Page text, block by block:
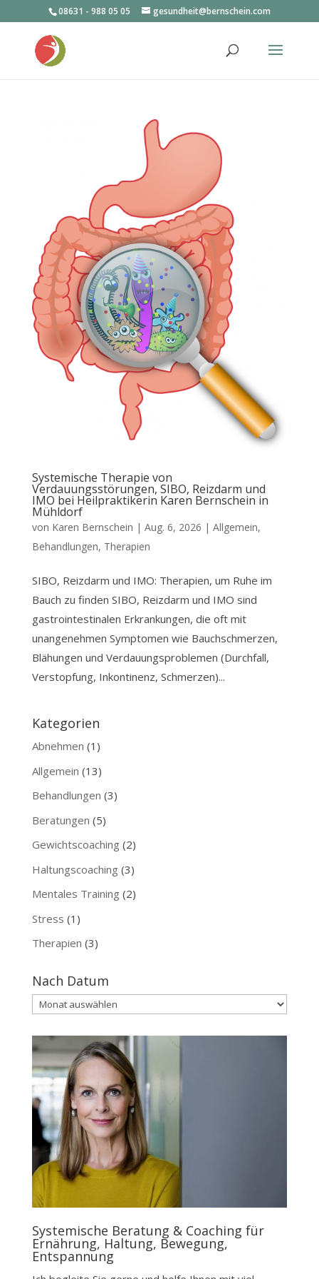
08631 - 988 05 05 gesundheit@bernschein.com
Systemische Therapie von
Verdauungsstörungen, SIBO, Reizdarm und
IMO bei Heilpraktikerin Karen Bernschein in
Mühldorf
von Karen Bernschein | Aug. 6, 2026 | Allgemein,
Behandlungen, Therapien
SIBO, Reizdarm und IMO: Therapien, um Ruhe im
Bauch zu finden SIBO, Reizdarm und IMO sind
gastrointestinalen Erkrankungen, die oft mit
unangenehmen Symptomen wie Bauchschmerzen,
Blähungen und Verdauungsproblemen (Durchfall,
Verstopfung, Inkontinenz, Schmerzen)...
Kategorien
Abnehmen (1)
Allgemein (13)
Behandlungen (3)
Beratungen (5)
Gewichtscoaching (2)
Haltungscoaching (3)
Mentales Training (2)
Stress (1)
Therapien (3)
Nach Datum
Nach
Systemische Beratung & Coaching für
Ernährung, Haltung, Bewegung,
Entspannung